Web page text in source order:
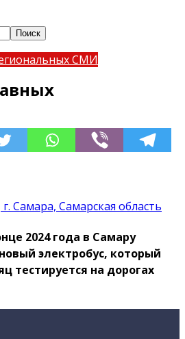
СМИ
Самара, Самарская область
2024 года в Самару
электробус, который
тестируется на дорогах